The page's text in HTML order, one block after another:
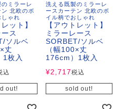
ミラーレ
ン 北欧のボ
しゃれ
ット】
ース
ソルベ
丈
1枚入
込
out!
洗える既製のミラーレ
ースカーテン 北欧のボ
イル柄でおしゃれ
【アウトレット】
ミラーレース
SORBET/ソルベ
（幅100×丈
176cm）1枚入
¥2,717税込
sold out!